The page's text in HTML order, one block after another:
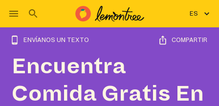
ES
ENVÍANOS UN TEXTO COMPARTIR
Encuentra
Comida Gratis En